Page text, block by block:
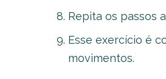
Repita os passos
Esse exercício é
movimentos.